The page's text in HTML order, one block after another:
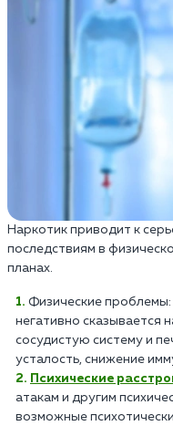
Наркотик приводит к
последствиям в
планах.
Физические
негативно сказывается
сосудистую систему и
усталость, снижение
Психические
атакам и другим
возможные